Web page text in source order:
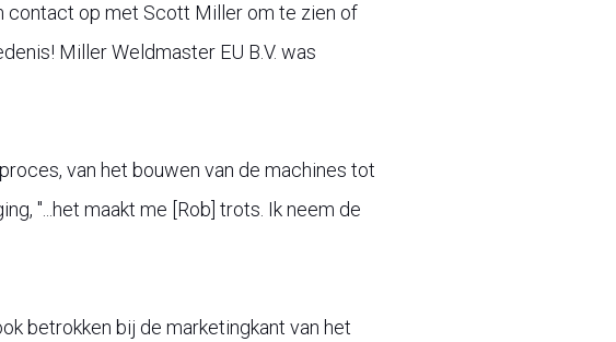
contact op met Scott Miller om te zien of
Miller Weldmaster EU B.V. was
van het bouwen van de machines tot
"...het maakt me [Rob] trots. Ik neem de
betrokken bij de marketingkant van het